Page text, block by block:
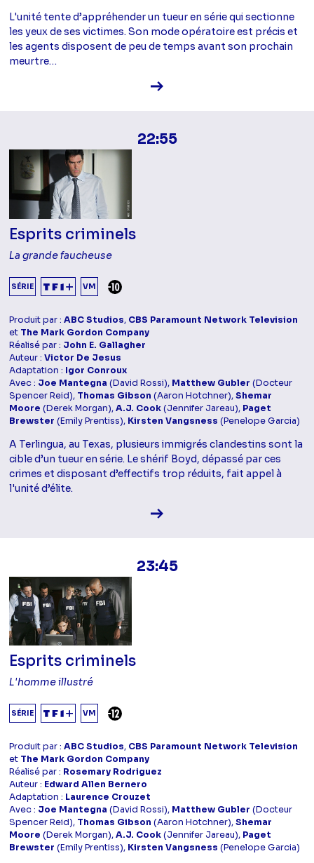
L'unité tente d’appréhender un tueur en série qui sectionne
les yeux de ses victimes. Son mode opératoire est précis et
les agents disposent de peu de temps avant son prochain
meurtre…
Voir la fiche diffusion
22:55
Esprits criminels
La grande faucheuse
SÉRIE VM
Produit par :ABC Studios, CBS Paramount Network Television
et The Mark Gordon Company
Réalisé par : John E. Gallagher
Auteur :Victor De Jesus
Adaptation : Igor Conroux
Avec : Joe Mantegna (David Rossi), Matthew Gubler (Docteur
Spencer Reid), Thomas Gibson (Aaron Hotchner),Shemar
Moore (Derek Morgan),A.J. Cook(Jennifer Jareau), Paget
Brewster (Emily Prentiss), Kirsten Vangsness (Penelope Garcia)
A Terlingua, au Texas, plusieurs immigrés clandestins sont la
cible d’un tueur en série. Le shérif Boyd, dépassé par ces
crimes et disposant d’effectifs trop réduits, fait appel à
l'unité d’élite.
Voir la fiche diffusion
23:45
Esprits criminels
L'homme illustré
SÉRIE VM
Produit par :ABC Studios, CBS Paramount Network Television
et The Mark Gordon Company
Réalisé par : Rosemary Rodriguez
Auteur : Edward Allen Bernero
Adaptation : Laurence Crouzet
Avec : Joe Mantegna (David Rossi), Matthew Gubler (Docteur
Spencer Reid), Thomas Gibson (Aaron Hotchner),Shemar
Moore (Derek Morgan),A.J. Cook(Jennifer Jareau), Paget
Brewster (Emily Prentiss), Kirsten Vangsness (Penelope Garcia)